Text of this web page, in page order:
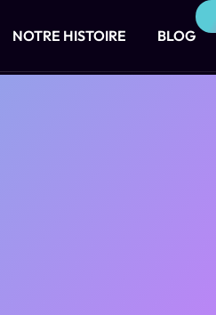
NOTRE HISTOIRE BLOG